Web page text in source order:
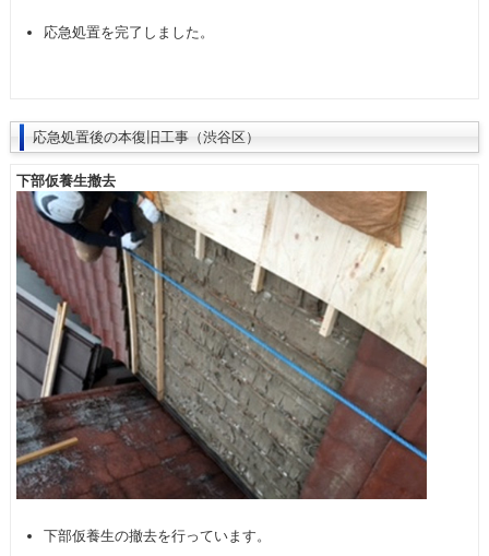
応急処置を完了しました。
応急処置後の本復旧工事（渋谷区）
下部仮養生撤去
下部仮養生の撤去を行っています。